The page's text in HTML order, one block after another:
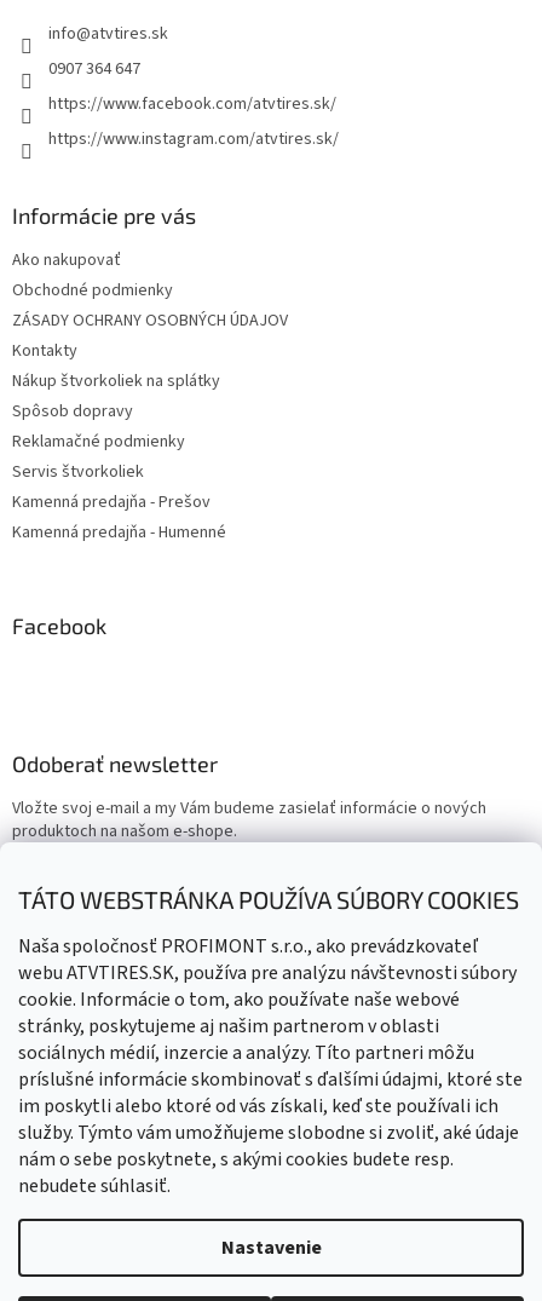
TÁTO WEBSTRÁNKA POUŽÍVA SÚBORY COOKIES
Naša spoločnosť PROFIMONT s.r.o., ako prevádzkovateľ
webu ATVTIRES.SK, používa pre analýzu návštevnosti súbory
cookie. Informácie o tom, ako používate naše webové
stránky, poskytujeme aj našim partnerom v oblasti
sociálnych médií, inzercie a analýzy. Títo partneri môžu
príslušné informácie skombinovať s ďalšími údajmi, ktoré ste
im poskytli alebo ktoré od vás získali, keď ste používali ich
služby. Týmto vám umožňujeme slobodne si zvoliť, aké údaje
nám o sebe poskytnete, s akými cookies budete resp.
nebudete súhlasiť.
Nastavenie
info@atvtires.sk
0907 364 647
https://www.facebook.com/atvtires.sk/
https://www.instagram.com/atvtires.sk/
Informácie pre vás
Ako nakupovať
Obchodné podmienky
ZÁSADY OCHRANY OSOBNÝCH ÚDAJOV
Kontakty
Nákup štvorkoliek na splátky
Spôsob dopravy
Reklamačné podmienky
Servis štvorkoliek
Kamenná predajňa - Prešov
Kamenná predajňa - Humenné
Facebook
Odoberať newsletter
Vložte svoj e-mail a my Vám budeme zasielať informácie o nových
produktoch na našom e-shope.
Email
Vložením e-mailu súhlasíte spodmienkami ochrany osobných
údajov
PRIHLÁSIŤ SA